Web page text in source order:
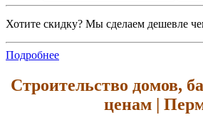
Хотите скидку? Мы сделаем дешевле
Подробнее
Строительство домов,
ценам |